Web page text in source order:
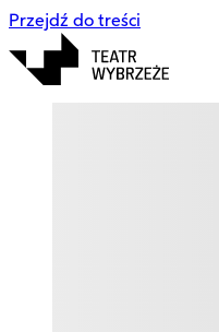
Przejdź do treści